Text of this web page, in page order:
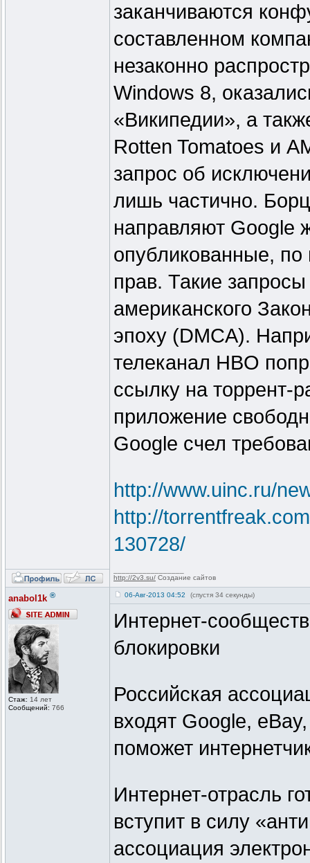
заканчиваются
составленном
незаконно
Windows 8,
«Википедии», а
Rotten Tomatoes и
запрос об
лишь частично.
направляют Google
опубликованные,
прав. Такие
американского
эпоху (DMCA).
телеканал HBO
ссылку на торрент-
приложение
Google счел
http://www.uinc.ru/
http://
130728/
http://2v3.su/ Создание сайтов
anabol1k ®
Стаж: 14 лет
Сообщений: 766
06-Авг-2013 04:52 (спустя 34 секунды)
Интернет-
блокировки
Российская
входят Google,
поможет
Интернет-отрасль
вступит в силу
ассоциация